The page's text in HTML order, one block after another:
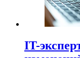
IT-